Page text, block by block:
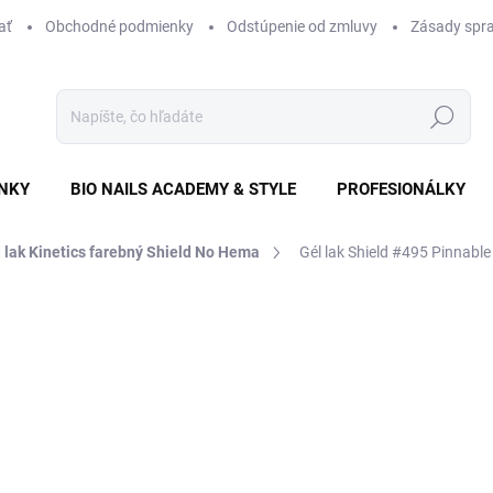
Obchodné podmienky Odstúpenie od zmluvy Zásady
Hľadať
BIO NAILS ACADEMY & STYLE PROFESIONÁLKY
lak Kinetics farebný Shield No Hema Gél lak Shield #495 Pinnable